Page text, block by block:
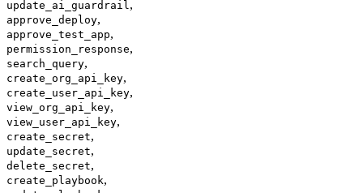
update_ai_guardrail ,
approve_deploy,
approve_test_app,
permission_response,
search_query,
create_org_api_key,
create_user_api_key,
view_org_api_key,
view_user_api_key,
create_secret,
update_secret,
delete_secret,
create_playbook,